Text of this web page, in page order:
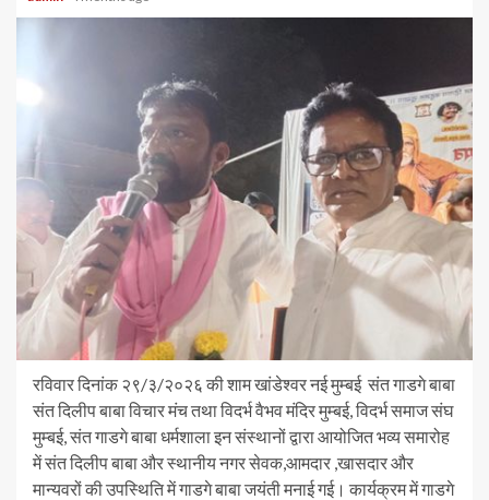
रविवार दिनांक २९/३/२०२६ की शाम खांडेश्वर नई मुम्बई संत गाडगे बाबा
संत दिलीप बाबा विचार मंच तथा विदर्भ वैभव मंदिर मुम्बई, विदर्भ समाज संघ
मुम्बई, संत गाडगे बाबा धर्मशाला इन संस्थानों द्वारा आयोजित भव्य समारोह
में संत दिलीप बाबा और स्थानीय नगर सेवक,आमदार ,खासदार और
मान्यवरों की उपस्थिति में गाडगे बाबा जयंती मनाई गई। कार्यक्रम में गाडगे